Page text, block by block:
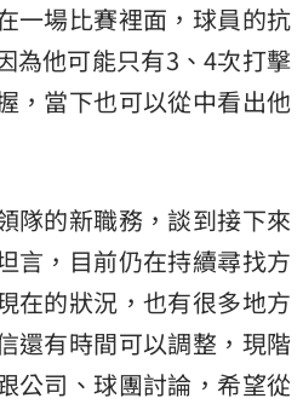
一場比賽裡面，球員的抗
為他可能只有3、4次打擊
，當下也可以從中看出他
隊的新職務，談到接下來
言，目前仍在持續尋找方
在的狀況，也有很多地方
還有時間可以調整，現階
公司、球團討論，希望從